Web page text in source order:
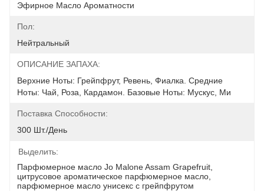
Эфирное Масло Ароматности
Пол:
Нейтральный
ОПИСАНИЕ ЗАПАХА:
Верхние Ноты: Грейпфрут, Ревень, Фиалка. Средние
Ноты: Чай, Роза, Кардамон. Базовые Ноты: Мускус, Ми
Поставка Способности:
300 Шт./день
Выделить:
Парфюмерное масло Jo Malone Assam Grapefruit
цитрусовое ароматическое парфюмерное масло
парфюмерное масло унисекс с грейпфрутом